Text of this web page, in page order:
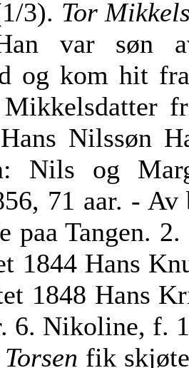
3). Tor
var søn
og kom hit
Nilssøn
Nils og
71 aar. -
paa Tangen.
1844 Hans
1848 Hans
6. Nikoline, f.
fik